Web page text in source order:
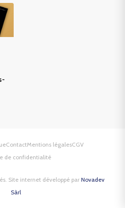
Site internet développé par Novadev
Sàrl
ContactMentions légalesCGV
de confidentialité